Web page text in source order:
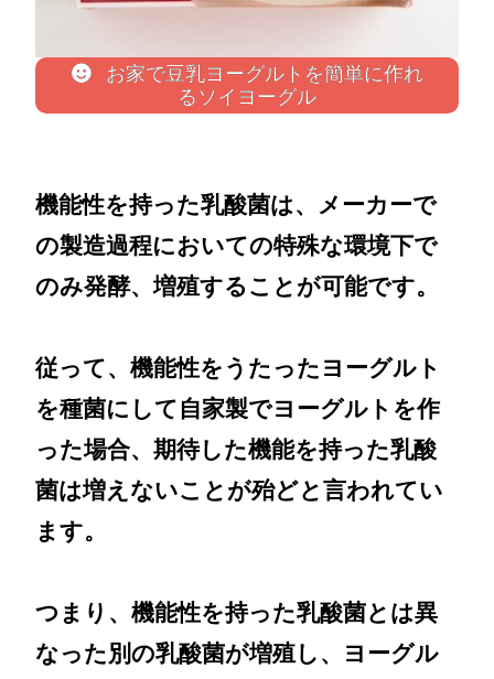
お家で豆乳ヨーグルトを簡単に作れ
るソイヨーグル
機能性を持った乳酸菌は、メーカーで
の製造過程においての特殊な環境下で
のみ発酵、増殖することが可能です。
従って、機能性をうたったヨーグルト
を種菌にして自家製でヨーグルトを作
った場合、期待した機能を持った乳酸
菌は増えないことが殆どと言われてい
ます。
つまり、機能性を持った乳酸菌とは異
なった別の乳酸菌が増殖し、ヨーグル